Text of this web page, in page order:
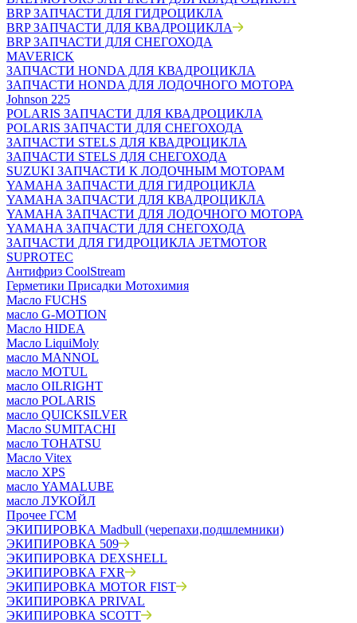
BRP ЗАПЧАСТИ ДЛЯ ГИДРОЦИКЛА
BRP ЗАПЧАСТИ ДЛЯ КВАДРОЦИКЛА
BRP ЗАПЧАСТИ ДЛЯ СНЕГОХОДА
MAVERICK
ЗАПЧАСТИ HONDA ДЛЯ КВАДРОЦИКЛА
ЗАПЧАСТИ HONDA ДЛЯ ЛОДОЧНОГО МОТОРА
Johnson 225
POLARIS ЗАПЧАСТИ ДЛЯ КВАДРОЦИКЛА
POLARIS ЗАПЧАСТИ ДЛЯ СНЕГОХОДА
ЗАПЧАСТИ STELS ДЛЯ КВАДРОЦИКЛА
ЗАПЧАСТИ STELS ДЛЯ СНЕГОХОДА
SUZUKI ЗАПЧАСТИ К ЛОДОЧНЫМ МОТОРАМ
YAMAHA ЗАПЧАСТИ ДЛЯ ГИДРОЦИКЛА
YAMAHA ЗАПЧАСТИ ДЛЯ КВАДРОЦИКЛА
YAMAHA ЗАПЧАСТИ ДЛЯ ЛОДОЧНОГО МОТОРА
YAMAHA ЗАПЧАСТИ ДЛЯ СНЕГОХОДА
ЗАПЧАСТИ ДЛЯ ГИДРОЦИКЛА JETMOTOR
SUPROTEC
Антифриз CoolStream
Герметики Присадки Мотохимия
Масло FUCHS
масло G-MOTION
Масло HIDEA
Масло LiquiMoly
масло MANNOL
масло MOTUL
масло OILRIGHT
масло POLARIS
масло QUICKSILVER
Масло SUMITACHI
масло TOHATSU
Масло Vitex
масло XPS
масло YAMALUBE
масло ЛУКОЙЛ
Прочее ГСМ
ЭКИПИРОВКА Madbull (черепахи,подшлемники)
ЭКИПИРОВКА 509
ЭКИПИРОВКА DEXSHELL
ЭКИПИРОВКА FXR
ЭКИПИРОВКА MOTOR FIST
ЭКИПИРОВКА PRIVAL
ЭКИПИРОВКА SCOTT